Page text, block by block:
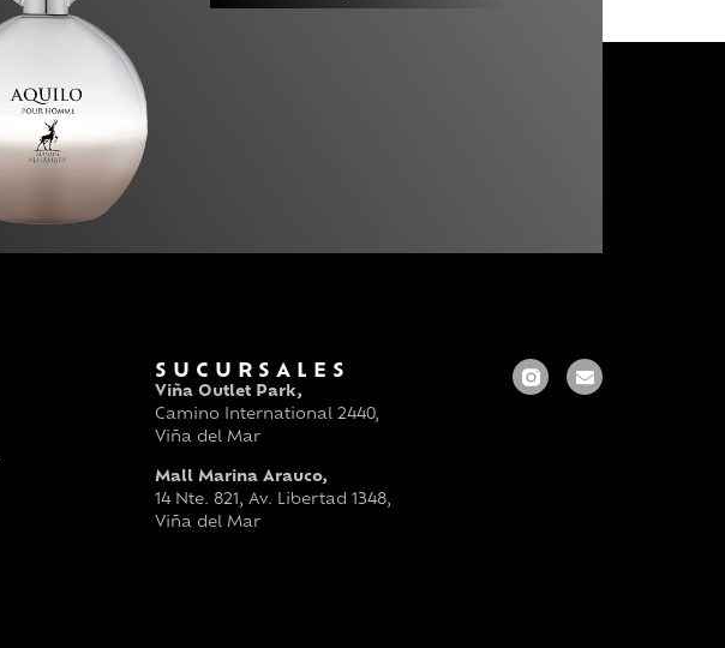
SUCURSALES
Viña Outlet Park,
Camino International 2440,
Viña del Mar
Mall Marina Arauco,
14 Nte. 821, Av. Libertad 1348,
Viña del Mar